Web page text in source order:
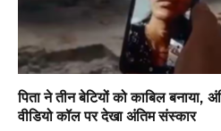
पिता ने तीन बेटियों को काबिल बनाया,
वीडियो कॉल पर देखा अंतिम संस्कार